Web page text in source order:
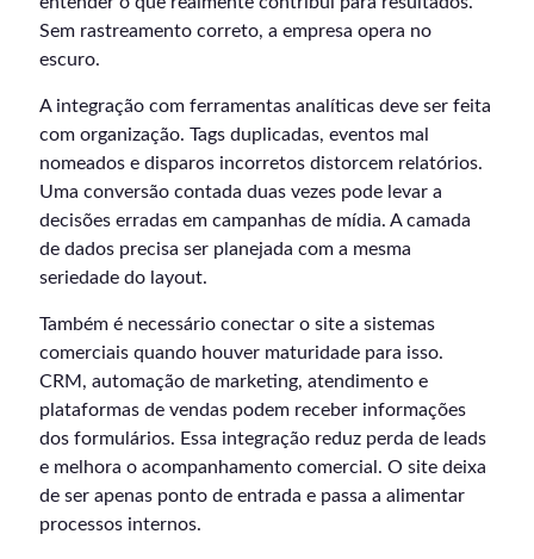
Sem rastreamento correto, a empresa opera no
escuro.
A integração com ferramentas analíticas deve ser feita
com organização. Tags duplicadas, eventos mal
nomeados e disparos incorretos distorcem relatórios.
Uma conversão contada duas vezes pode levar a
decisões erradas em campanhas de mídia. A camada
de dados precisa ser planejada com a mesma
seriedade do layout.
Também é necessário conectar o site a sistemas
comerciais quando houver maturidade para isso.
CRM, automação de marketing, atendimento e
plataformas de vendas podem receber informações
dos formulários. Essa integração reduz perda de leads
e melhora o acompanhamento comercial. O site deixa
de ser apenas ponto de entrada e passa a alimentar
processos internos.